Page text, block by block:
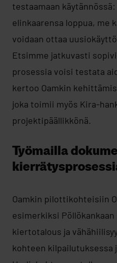
testaamaan
elinkaarensa loppua, me
voidaan ottaa
Etsimme jatkuvasti
prosessia voisi testata
kertoo Oamkin
joka toimii myös Kira-
projektipäällikkönä.
Työmailla
Oamkin pilottikohteisiin
esimerkiksi
kiertotalous ja
kohteen kilpailutuksessa